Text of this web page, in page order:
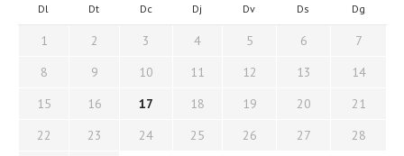
Dl Dt Dc Dj Dv Ds Dg
1 2 3 4 5 6
7
8
9 10 11 12 13
14
15
16 17 18 19 20
21
22
23 24 25 26 27
28